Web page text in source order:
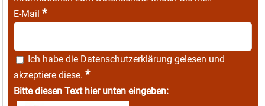
E-Mail *
Ich habe die Datenschutzerklärung gelesen und
akzeptiere diese. *
Bitte diesen Text hier unten eingeben: